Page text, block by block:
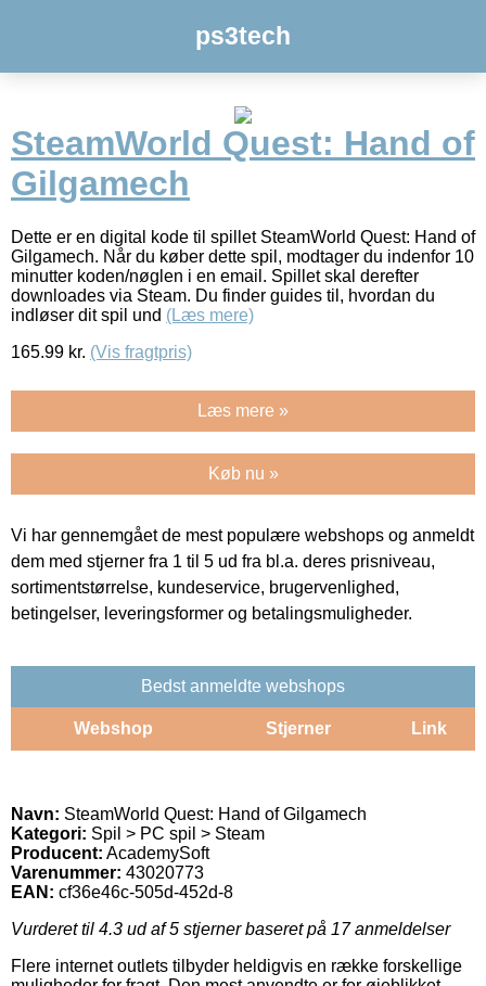
ps3tech
SteamWorld Quest: Hand of
Gilgamech
Dette er en digital kode til spillet SteamWorld Quest: Hand of
Gilgamech. Når du køber dette spil, modtager du indenfor 10
minutter koden/nøglen i en email. Spillet skal derefter
downloades via Steam. Du finder guides til, hvordan du
indløser dit spil und (Læs mere)
165.99 kr. (Vis fragtpris)
Læs mere »
Køb nu »
Vi har gennemgået de mest populære webshops og anmeldt
dem med stjerner fra 1 til 5 ud fra bl.a. deres prisniveau,
sortimentstørrelse, kundeservice, brugervenlighed,
betingelser, leveringsformer og betalingsmuligheder.
Bedst anmeldte webshops
Webshop Stjerner Link
Navn: SteamWorld Quest: Hand of Gilgamech
Kategori: Spil > PC spil > Steam
Producent: AcademySoft
Varenummer: 43020773
EAN: cf36e46c-505d-452d-8
Vurderet til 4.3 ud af 5 stjerner baseret på 17anmeldelser
Flere internet outlets tilbyder heldigvis en række forskellige